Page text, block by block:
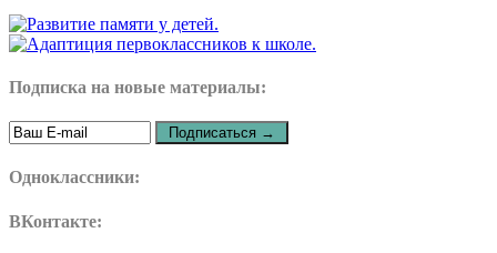
Подписка на новые материалы:
Одноклассники:
ВКонтакте: